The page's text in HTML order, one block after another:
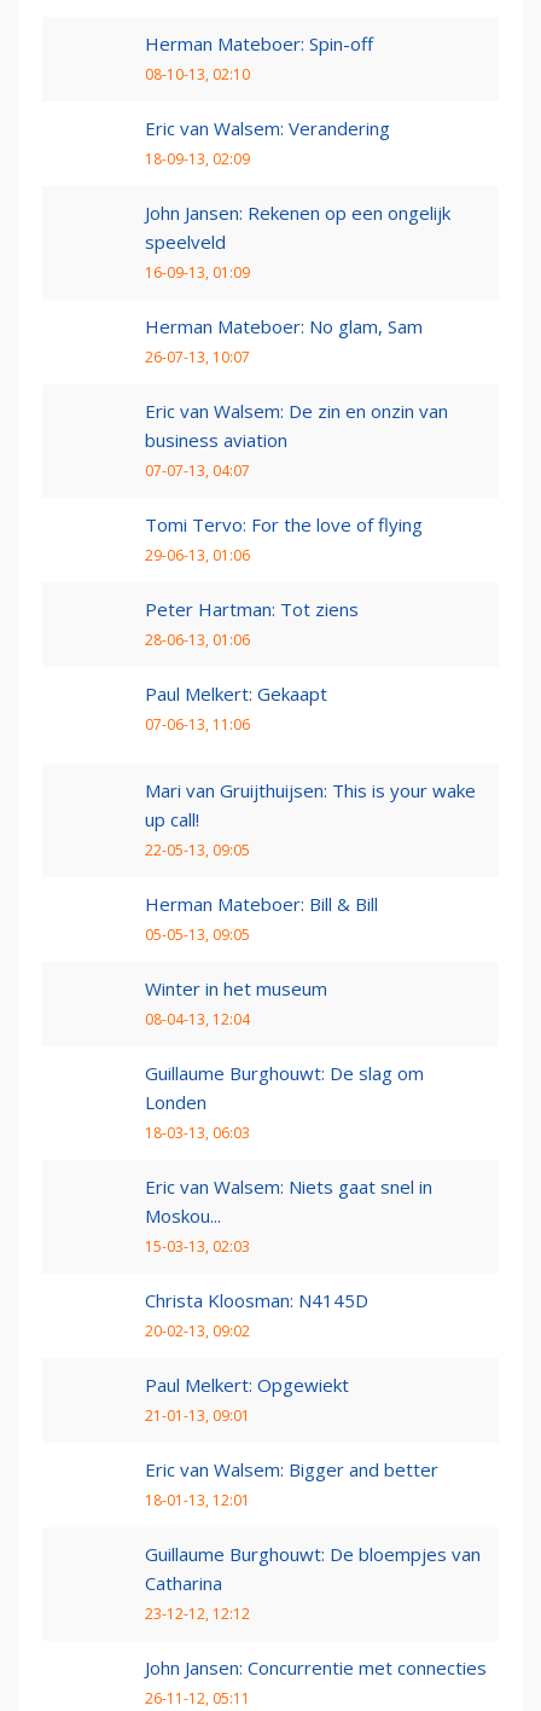
Herman Mateboer: Spin-off
08-10-13, 02:10
Eric van Walsem: Verandering
18-09-13, 02:09
John Jansen: Rekenen op een ongelijk
speelveld
16-09-13, 01:09
Herman Mateboer: No glam, Sam
26-07-13, 10:07
Eric van Walsem: De zin en onzin van
business aviation
07-07-13, 04:07
Tomi Tervo: For the love of flying
29-06-13, 01:06
Peter Hartman: Tot ziens
28-06-13, 01:06
Paul Melkert: Gekaapt
07-06-13, 11:06
Mari van Gruijthuijsen: This is your wake
up call!
22-05-13, 09:05
Herman Mateboer: Bill & Bill
05-05-13, 09:05
Winter in het museum
08-04-13, 12:04
Guillaume Burghouwt: De slag om
Londen
18-03-13, 06:03
Eric van Walsem: Niets gaat snel in
Moskou...
15-03-13, 02:03
Christa Kloosman: N4145D
20-02-13, 09:02
Paul Melkert: Opgewiekt
21-01-13, 09:01
Eric van Walsem: Bigger and better
18-01-13, 12:01
Guillaume Burghouwt: De bloempjes van
Catharina
23-12-12, 12:12
John Jansen: Concurrentie met connecties
26-11-12, 05:11